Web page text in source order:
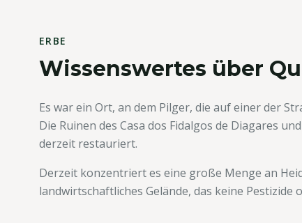
ERBE
Wissenswertes über
Es war ein Ort, an dem Pilger, die auf einer der
Die Ruinen des Casa dos Fidalgos de Diagares
derzeit restauriert.
Derzeit konzentriert es eine große Menge an
landwirtschaftliches Gelände, das keine